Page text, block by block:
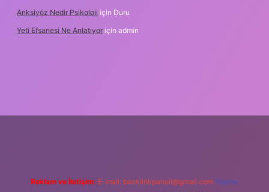
Anksiyöz Nedir Psikoloji için Duru
Yeti Efsanesi Ne Anlatıyor için admin
Reklam ve İletişim: E-mail: backlinkpaneli@gmail.com Teams: